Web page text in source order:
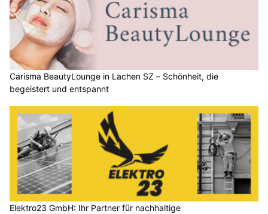
Carisma BeautyLounge in Lachen SZ – Schönheit, die
begeistert und entspannt
Elektro23 GmbH: Ihr Partner für nachhaltige